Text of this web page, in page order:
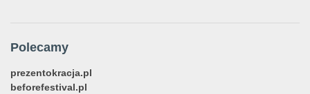
Polecamy
prezentokracja.pl
beforefestival.pl